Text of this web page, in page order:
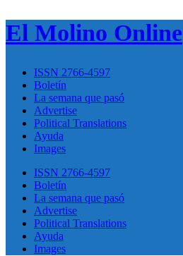
El Molino Online
ISSN 2766-4597
Boletín
La semana que pasó
Advertise
Political Translations
Ayuda
Images
ISSN 2766-4597
Boletín
La semana que pasó
Advertise
Political Translations
Ayuda
Images